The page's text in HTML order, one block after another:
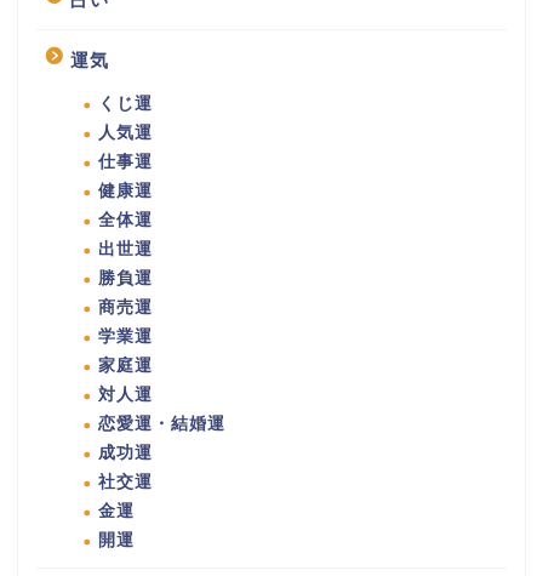
運気
くじ運
人気運
仕事運
健康運
全体運
出世運
勝負運
商売運
学業運
家庭運
対人運
恋愛運・結婚運
成功運
社交運
金運
開運